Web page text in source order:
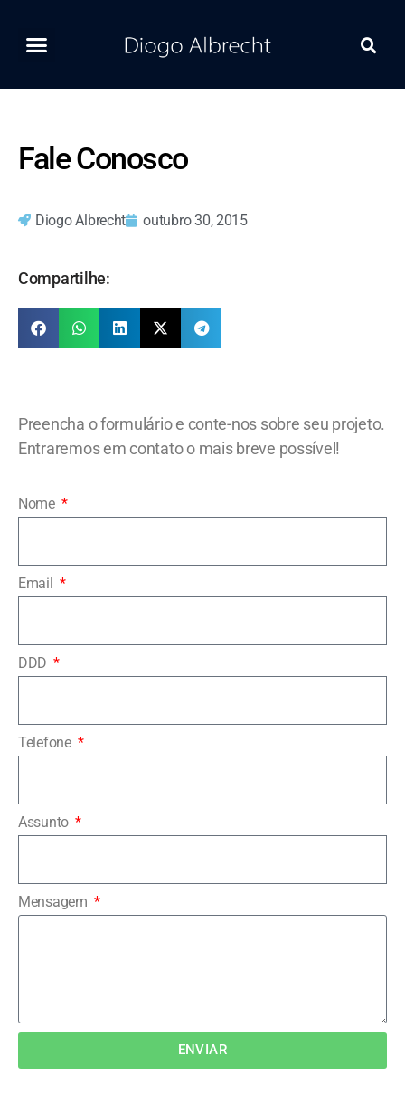
Fale Conosco
Diogo Albrecht outubro 30, 2015
Compartilhe:
Preencha o formulário e conte-nos sobre seu projeto.
Entraremos em contato o mais breve possível!
Nome
Email
DDD
Telefone
Assunto
Mensagem
ENVIAR